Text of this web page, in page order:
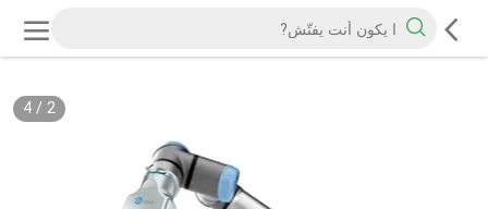
2
/
4